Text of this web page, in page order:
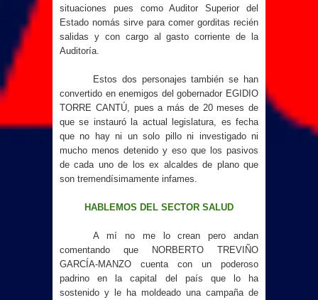
situaciones pues como Auditor Superior del
Estado nomás sirve para comer gorditas recién
salidas y con cargo al gasto corriente de
la
Auditoría.
Estos dos personajes también se han
convertido en enemigos del gobernador EGIDIO
TORRE CANTÚ, pues a más de 20 meses de
que se instauró la actual legislatura, es fecha
que no hay ni un solo pillo ni investigado ni
mucho menos detenido y eso que los pasivos
de cada uno de los ex alcaldes de plano que
son tremendísimamente infames.
HABLEMOS DEL SECTOR SALUD
A mí no me lo crean pero andan
comentando que NORBERTO TREVIÑO
GARCÍA-MANZO cuenta con un poderoso
padrino en la capital del país que lo ha
sostenido y le ha moldeado una campaña de